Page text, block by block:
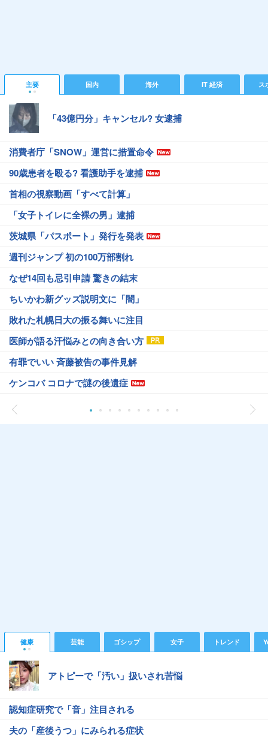
主要 国内 海外 IT 経済 ス
「43億円分」キャンセル? 女逮捕
消費者庁「SNOW」運営に措置命令
90歳患者を殴る? 看護助手を逮捕
首相の視察動画「すべて計算」
「女子トイレに全裸の男」逮捕
茨城県「パスポート」発行を発表
週刊ジャンプ 初の100万部割れ
なぜ14回も忌引申請 驚きの結末
ちいかわ新グッズ説明文に「闇」
敗れた札幌日大の振る舞いに注目
医師が語る汗悩みとの向き合い方
有罪でいい 斉藤被告の事件見解
ケンコバ コロナで謎の後遺症
健康 芸能 ゴシップ 女子 トレンド
アトピーで「汚い」扱いされ苦悩
認知症研究で「音」注目される
夫の「産後うつ」にみられる症状